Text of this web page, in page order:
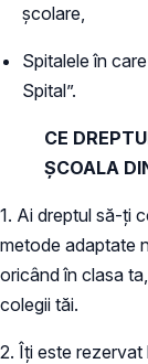
școlare,
Spitalele în
Spital”.
CE
ȘCOALA
1. Ai dreptul să-ți
metode adaptate
oricând în clasa
colegii tăi.
2. Îți este